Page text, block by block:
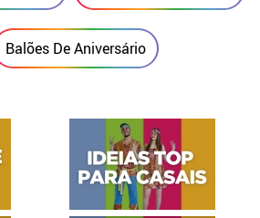
Balões De Aniversário